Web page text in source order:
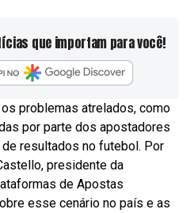
que importam para você!
problemas atrelados, como
por parte dos apostadores
resultados no futebol. Por
presidente da
de Apostas
esse cenário no país e as